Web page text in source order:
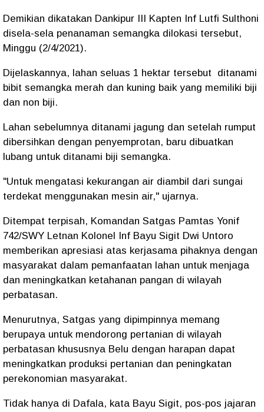
Demikian dikatakan Dankipur III Kapten Inf Lutfi Sulthoni
disela-sela penanaman semangka dilokasi tersebut,
Minggu (2/4/2021).
Dijelaskannya, lahan seluas 1 hektar tersebut ditanami
bibit semangka merah dan kuning baik yang memiliki biji
dan non biji.
Lahan sebelumnya ditanami jagung dan setelah rumput
dibersihkan dengan penyemprotan, baru dibuatkan
lubang untuk ditanami biji semangka.
"Untuk mengatasi kekurangan air diambil dari sungai
terdekat menggunakan mesin air," ujarnya.
Ditempat terpisah, Komandan Satgas Pamtas Yonif
742/SWY Letnan Kolonel Inf Bayu Sigit Dwi Untoro
memberikan apresiasi atas kerjasama pihaknya dengan
masyarakat dalam pemanfaatan lahan untuk menjaga
dan meningkatkan ketahanan pangan di wilayah
perbatasan.
Menurutnya, Satgas yang dipimpinnya memang
berupaya untuk mendorong pertanian di wilayah
perbatasan khususnya Belu dengan harapan dapat
meningkatkan produksi pertanian dan peningkatan
perekonomian masyarakat.
Tidak hanya di Dafala, kata Bayu Sigit, pos-pos jajaran